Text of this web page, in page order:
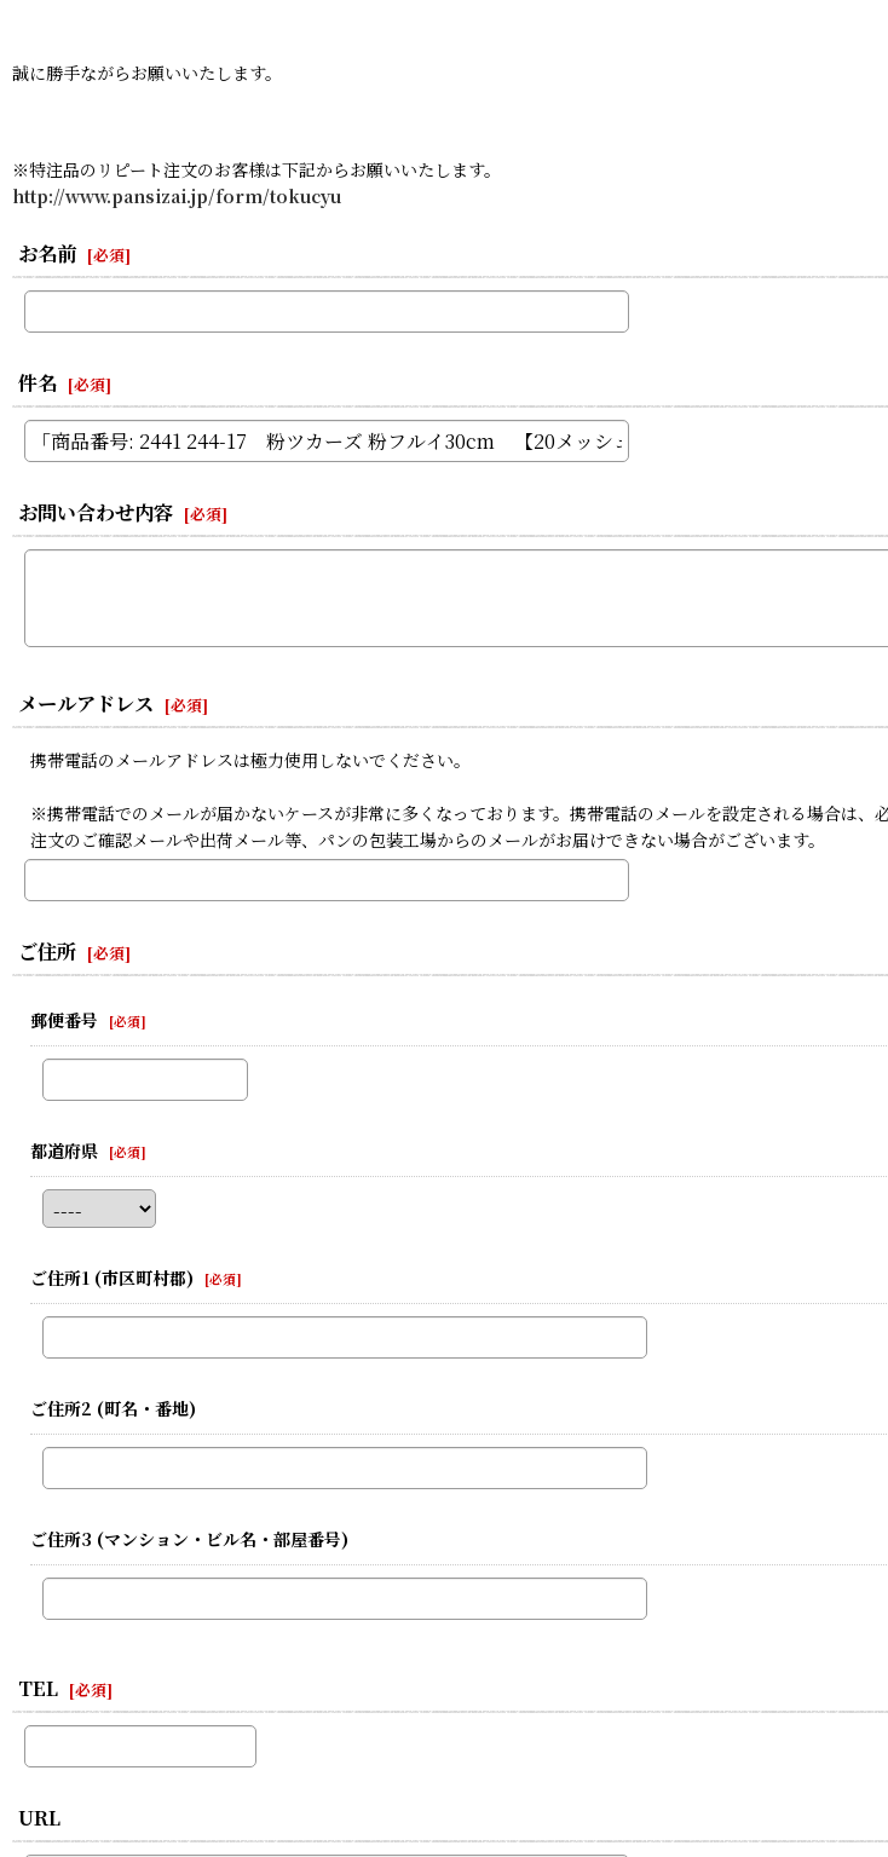
誠に勝手ながらお願いいたします。
※特注品のリピート注文のお客様は下記からお願いいたします。
http://www.pansizai.jp/form/tokucyu
お名前 [必須]
件名 [必須]
お問い合わせ内容 [必須]
メールアドレス [必須]
携帯電話のメールアドレスは極力使用しないでください。
※携帯電話でのメールが届かないケースが非常に多くなっております。携帯電話のメールを設定される場合は
注文のご確認メールや出荷メール等、パンの包装工場からのメールがお届けできない場合がございます。
ご住所 [必須]
郵便番号 [必須]
都道府県 [必須]
ご住所1 (市区町村郡) [必須]
ご住所2 (町名・番地)
ご住所3 (マンション・ビル名・部屋番号)
TEL [必須]
URL